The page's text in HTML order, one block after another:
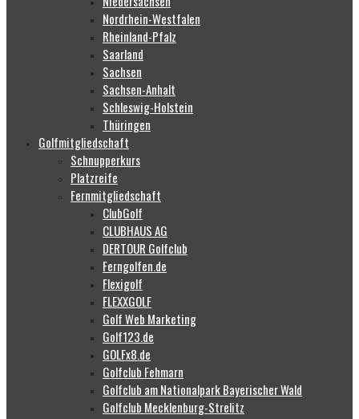
Nordrhein-Westfalen
Rheinland-Pfalz
Saarland
Sachsen
Sachsen-Anhalt
Schleswig-Holstein
Thüringen
Golfmitgliedschaft
Schnupperkurs
Platzreife
Fernmitgliedschaft
ClubGolf
CLUBHAUS AG
DERTOUR Golfclub
Ferngolfen.de
Flexigolf
FLEXXGOLF
Golf Web Marketing
Golf123.de
GOLFx8.de
Golfclub Fehmarn
Golfclub am Nationalpark Bayerischer Wald
Golfclub Mecklenburg-Strelitz